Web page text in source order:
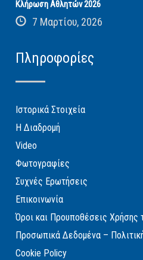
Κλήρωση Αθλητών 2026
7 Μαρτίου, 2026
Πληροφορίες
Ιστορικά Στοιχεία
Η Διαδρομή
Video
Φωτογραφίες
Συχνές Ερωτήσεις
Επικοινωνία
Όροι και Προυποθέσεις Χρήσης
Προσωπικά Δεδομένα –
Cookie Policy